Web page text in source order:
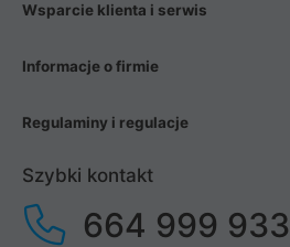
Wsparcie klienta i serwis
Informacje o firmie
Regulaminy i regulacje
Szybki kontakt
664 999 933